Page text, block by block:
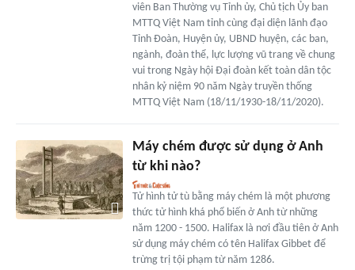
viên Ban Thường vụ Tỉnh ủy, Chủ tịch Ủy ban
MTTQ Việt Nam tỉnh cùng đại diện lãnh đạo
Tỉnh Đoàn, Huyện ủy, UBND huyện, các ban,
ngành, đoàn thể, lực lượng vũ trang về chung
vui trong Ngày hội Đại đoàn kết toàn dân tộc
nhân kỷ niệm 90 năm Ngày truyền thống
MTTQ Việt Nam (18/11/1930-18/11/2020).
Máy chém được sử dụng ở Anh
từ khi nào?
Tử hình tử tù bằng máy chém là một phương
thức tử hình khá phổ biến ở Anh từ những
năm 1200 - 1500. Halifax là nơi đầu tiên ở Anh
sử dụng máy chém có tên Halifax Gibbet để
trừng trị tội phạm từ năm 1286.